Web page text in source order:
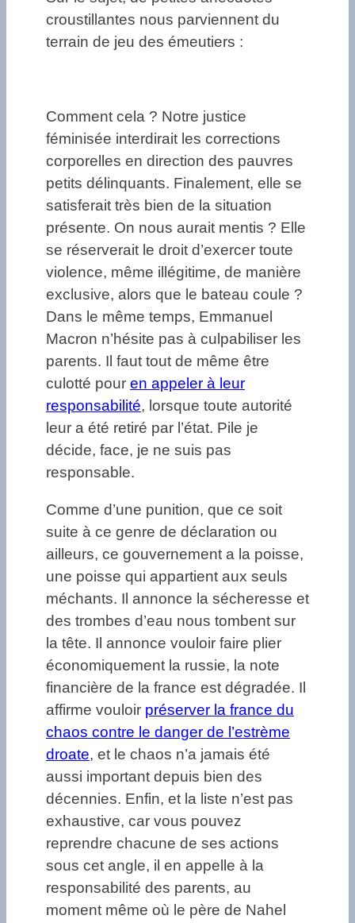
croustillantes nous parviennent du
terrain de jeu des émeutiers :
Comment cela ? Notre justice
féminisée interdirait les corrections
corporelles en direction des pauvres
petits délinquants. Finalement, elle se
satisferait très bien de la situation
présente. On nous aurait mentis ? Elle
se réserverait le droit d’exercer toute
violence, même illégitime, de manière
exclusive, alors que le bateau coule ?
Dans le même temps, Emmanuel
Macron n’hésite pas à culpabiliser les
parents. Il faut tout de même être
culotté pour en appeler à leur
responsabilité, lorsque toute autorité
leur a été retiré par l’état. Pile je
décide, face, je ne suis pas
responsable.
Comme d’une punition, que ce soit
suite à ce genre de déclaration ou
ailleurs, ce gouvernement a la poisse,
une poisse qui appartient aux seuls
méchants. Il annonce la sécheresse et
des trombes d’eau nous tombent sur
la tête. Il annonce vouloir faire plier
économiquement la russie, la note
financière de la france est dégradée. Il
affirme vouloir préserver la france du
chaos contre le danger de l’estrème
droate, et le chaos n’a jamais été
aussi important depuis bien des
décennies. Enfin, et la liste n’est pas
exhaustive, car vous pouvez
reprendre chacune de ses actions
sous cet angle, il en appelle à la
responsabilité des parents, au
moment même où le père de Nahel